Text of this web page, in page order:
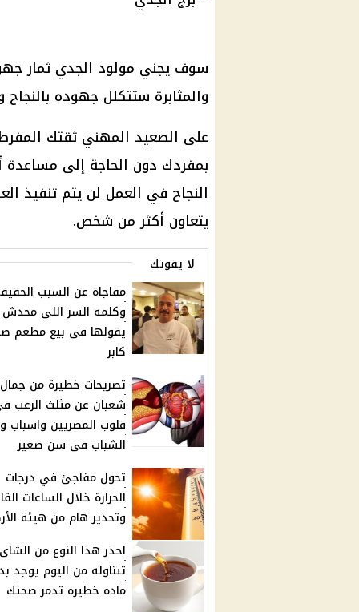
سوف يجني مولود الجدي ثمار
والمثابرة ستتكلل جهوده
على الصعيد المهني ثقتك
بمفردك دون الحاجة إلى مساعدة
النجاح في العمل لن يتم تنفيذ
يتعاون أكثر من شخص.
لا يفوتك
مفاجاة عن السبب
وكلمه السر اللي محدش
يقولها فى بيع مطعم
كابر
تصريحات خطيرة من جمال
شعبان عن مثلث الرعب
قلوب المصريين واسباب
الشباب فى سن صغير
تحول مفاجئ في درجات
الحرارة خلال الساعات
وتحذير هام من هيئة
احذر هذا النوع من
تتناوله من اليوم يوجد
ماده خطيره تدمر صحتك